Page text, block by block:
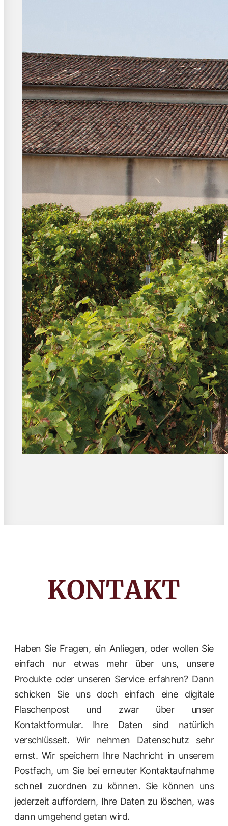
KONTAKT
Haben Sie Fragen, ein Anliegen, oder wollen Sie
einfach nur etwas mehr über uns, unsere
Produkte oder unseren Service erfahren? Dann
schicken Sie uns doch einfach eine digitale
Flaschenpost und zwar über unser
Kontaktformular. Ihre Daten sind natürlich
verschlüsselt. Wir nehmen Datenschutz sehr
ernst. Wir speichern Ihre Nachricht in unserem
Postfach, um Sie bei erneuter Kontaktaufnahme
schnell zuordnen zu können. Sie können uns
jederzeit auffordern, Ihre Daten zu löschen, was
dann umgehend getan wird.